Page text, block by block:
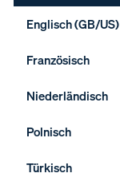
Englisch (GB/US)
Französisch
Niederländisch
Polnisch
Türkisch